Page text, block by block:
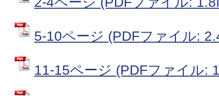
5-10ページ (PDFファイル:
11-15ページ (PDFファイル: